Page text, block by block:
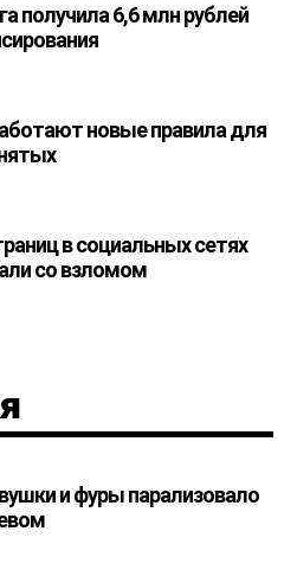
получила 6,6 млн рублей
новые правила для
в социальных сетях
со взломом
и фуры парализовало